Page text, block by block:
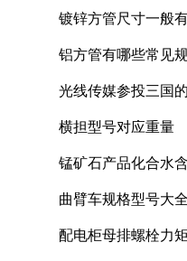
镀锌方管尺寸一般
铝方管有哪些常见
光线传媒参投三国
横担型号对应重量
锰矿石产品化合水
曲臂车规格型号大全
配电柜母排螺栓力